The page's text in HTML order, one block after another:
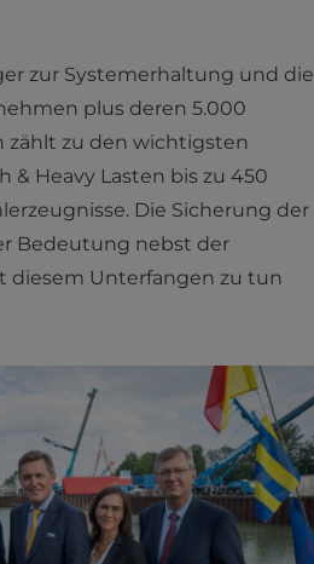
zur Systemerhaltung und die
plus deren 5.000
zählt zu den wichtigsten
Heavy Lasten bis zu 450
Die Sicherung der
Bedeutung nebst der
diesem Unterfangen zu tun